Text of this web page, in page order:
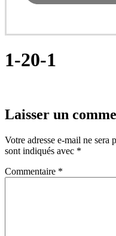
1-20-1
Laisser un
Votre adresse e-mail ne sera
sont indiqués avec *
Commentaire *